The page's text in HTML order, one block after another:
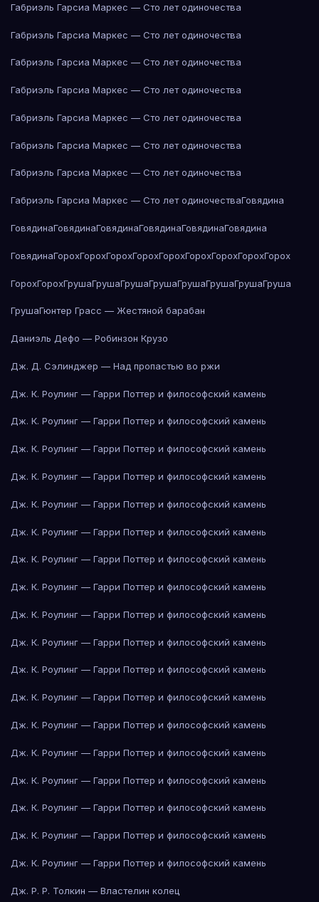
Габриэль Гарсиа Маркес — Сто лет одиночества
Габриэль Гарсиа Маркес — Сто лет одиночества
Габриэль Гарсиа Маркес — Сто лет одиночества
Габриэль Гарсиа Маркес — Сто лет одиночества
Габриэль Гарсиа Маркес — Сто лет одиночества
Габриэль Гарсиа Маркес — Сто лет одиночества
Габриэль Гарсиа Маркес — Сто лет одиночества
Габриэль Гарсиа Маркес — Сто лет одиночестваГовядина
ГовядинаГовядинаГовядинаГовядинаГовядинаГовядина
ГовядинаГорохГорохГорохГорохГорохГорохГорохГорохГорох
ГорохГорохГрушаГрушаГрушаГрушаГрушаГрушаГрушаГруша
ГрушаГюнтер Грасс — Жестяной барабан
Даниэль Дефо — Робинзон Крузо
Дж. Д. Сэлинджер — Над пропастью во ржи
Дж. К. Роулинг — Гарри Поттер и философский камень
Дж. К. Роулинг — Гарри Поттер и философский камень
Дж. К. Роулинг — Гарри Поттер и философский камень
Дж. К. Роулинг — Гарри Поттер и философский камень
Дж. К. Роулинг — Гарри Поттер и философский камень
Дж. К. Роулинг — Гарри Поттер и философский камень
Дж. К. Роулинг — Гарри Поттер и философский камень
Дж. К. Роулинг — Гарри Поттер и философский камень
Дж. К. Роулинг — Гарри Поттер и философский камень
Дж. К. Роулинг — Гарри Поттер и философский камень
Дж. К. Роулинг — Гарри Поттер и философский камень
Дж. К. Роулинг — Гарри Поттер и философский камень
Дж. К. Роулинг — Гарри Поттер и философский камень
Дж. К. Роулинг — Гарри Поттер и философский камень
Дж. К. Роулинг — Гарри Поттер и философский камень
Дж. К. Роулинг — Гарри Поттер и философский камень
Дж. К. Роулинг — Гарри Поттер и философский камень
Дж. К. Роулинг — Гарри Поттер и философский камень
Дж. Р. Р. Толкин — Властелин колец